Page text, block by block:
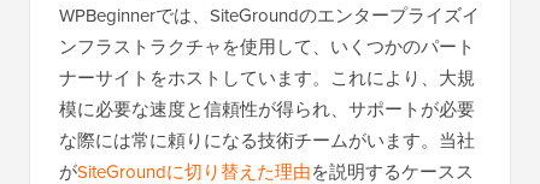
WPBeginnerでは、SiteGroundのエンタープライズイ
ンフラストラクチャを使用して、いくつかのパート
ナーサイトをホストしています。これにより、大規
模に必要な速度と信頼性が得られ、サポートが必要
な際には常に頼りになる技術チームがいます。当社
がSiteGroundに切り替えた理由を説明するケースス